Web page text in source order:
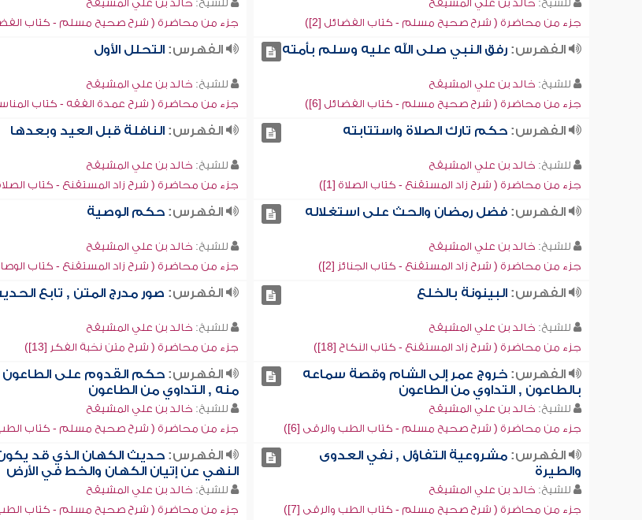
للشيخ: خالد بن علي المشيقح
جزء من محاضرة ( شرح صحيح مسلم - كتاب الفضائل [2])
للشيخ: خالد بن علي المشيقح
جزء من محاضرة ( شرح صحيح مسلم - كتاب
الفهرس:رفق النبي صلى الله عليه وسلم بأمته
للشيخ: خالد بن علي المشيقح
جزء من محاضرة ( شرح صحيح مسلم - كتاب الفضائل [6])
الفهرس: التحلل الأول
للشيخ: خالد بن علي المشيقح
جزء من محاضرة ( شرح عمدة الفقه - كتاب المناسك
الفهرس:حكم تارك الصلاة واستتابته
للشيخ: خالد بن علي المشيقح
جزء من محاضرة ( شرح زاد المستقنع - كتاب الصلاة [1])
الفهرس: النافلة قبل العيد وبعدها
للشيخ: خالد بن علي المشيقح
جزء من محاضرة ( شرح زاد المستقنع - كتاب الصلاة
الفهرس:فضل رمضان والحث على استغلاله
للشيخ: خالد بن علي المشيقح
جزء من محاضرة ( شرح زاد المستقنع - كتاب الجنائز [2])
الفهرس: حكم الوصية
للشيخ: خالد بن علي المشيقح
جزء من محاضرة ( شرح زاد المستقنع - كتاب الوصايا
الفهرس:البينونة بالخلع
للشيخ: خالد بن علي المشيقح
جزء من محاضرة ( شرح زاد المستقنع - كتاب النكاح [18])
الفهرس: صور مدرج المتن , تابع
للشيخ: خالد بن علي المشيقح
جزء من محاضرة ( شرح متن نخبة الفكر [13])
الفهرس:خروج عمر إلى الشام وقصة سماعه
بالطاعون , التداوي من الطاعون
للشيخ: خالد بن علي المشيقح
جزء من محاضرة ( شرح صحيح مسلم - كتاب الطب والرقى [6])
الفهرس: حكم القدوم على الطاعون أو
منه , التداوي من الطاعون
للشيخ: خالد بن علي المشيقح
جزء من محاضرة ( شرح صحيح مسلم - كتاب الطب
الفهرس:مشروعية التفاؤل , نفي العدوى
والطيرة
للشيخ: خالد بن علي المشيقح
جزء من محاضرة ( شرح صحيح مسلم - كتاب الطب والرقى [7])
الفهرس: حديث الكهان الذي قد
النهي عن إتيان الكهان والخط في الأرض
للشيخ: خالد بن علي المشيقح
جزء من محاضرة ( شرح صحيح مسلم - كتاب الطب